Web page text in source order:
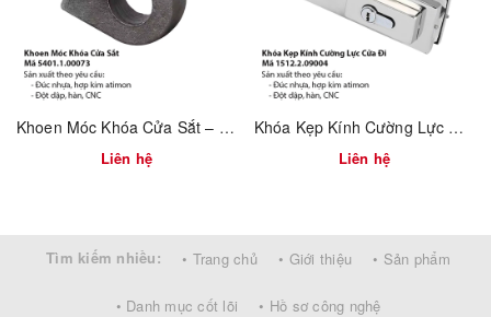
Khoen Móc Khóa Cửa Sắt – Mã 5401.1.00073
Liên hệ
Khóa Kẹp Kính Cường Lực Cửa Đi – Mã 1512.2.09004
Liên hệ
Tìm kiếm nhiều: • Trang chủ • Giới thiệu • Sản phẩm
• Danh mục cốt lõi • Hồ sơ công nghệ